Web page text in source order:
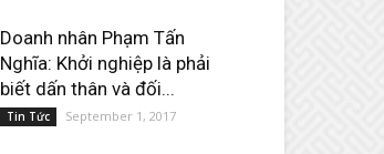
Doanh nhân Phạm Tấn
Nghĩa: Khởi nghiệp là phải
biết dấn thân và đối...
Tin Tức September 1, 2017